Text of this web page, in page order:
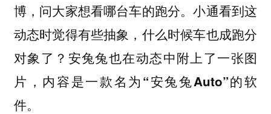
博，问大家想看哪台车的跑分。小通看到这
动态时觉得有些抽象，什么时候车也成跑分
对象了？ 安兔兔也在动态中附上了一张图
片，内容是一款名为“安兔兔Auto”的软
件。